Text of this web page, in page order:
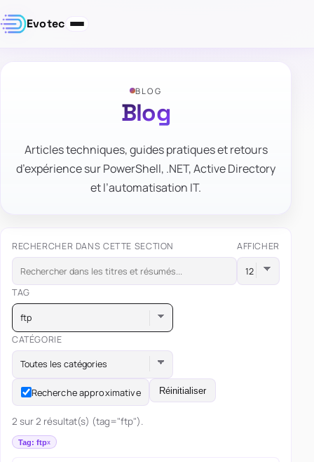
Evotec
BLOG
Blog
Articles techniques, guides pratiques et retours
d’expérience sur PowerShell, .NET, Active Directory
et l’automatisation IT.
RECHERCHER DANS CETTE SECTION AFFICHER
TAG
ftp
CATÉGORIE
Toutes les catégories
Recherche approximative Réinitialiser
2 sur 2 résultat(s) (tag="ftp").
Tag: ftp